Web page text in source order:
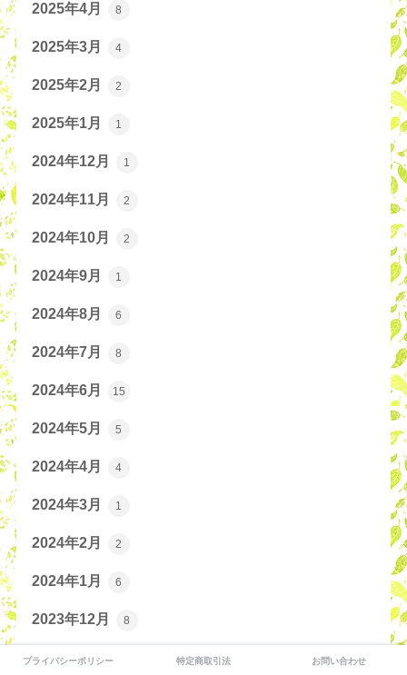
2025年4月 8
2025年3月 4
2025年2月 2
2025年1月 1
2024年12月 1
2024年11月 2
2024年10月 2
2024年9月 1
2024年8月 6
2024年7月 8
2024年6月 15
2024年5月 5
2024年4月 4
2024年3月 1
2024年2月 2
2024年1月 6
2023年12月 8
2023年11月
プライバシーポリシー 特定商取引法 お問い合わせ